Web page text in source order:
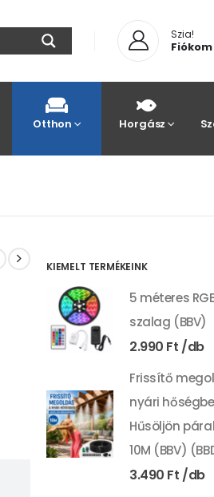
Szia!
Fiókom
Otthon Horgász
KIEMELT TERMÉKEINK
5 méteres
szalag (BBV)
2.990 Ft
Frissítő
nyári
Hűsöljön
10M (BBV)
3.490 Ft